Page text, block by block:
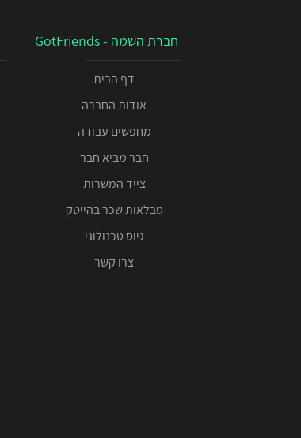
חברת השמה - GotFriends
דף הבית
אודות החברה
מחפשים עבודה
חבר מביא חבר
צייד המשרות
טבלאות שכר בהייטק
גיוס טכנולוגי
צרו קשר